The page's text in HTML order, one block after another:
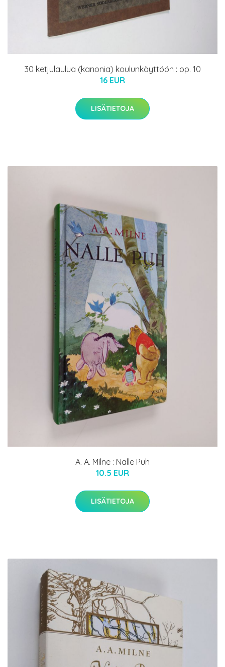
30 ketjulaulua (kanonia) koulunkäyttöön : op. 10
16 EUR
LISÄTIETOJA
A. A. Milne : Nalle Puh
10.5 EUR
LISÄTIETOJA